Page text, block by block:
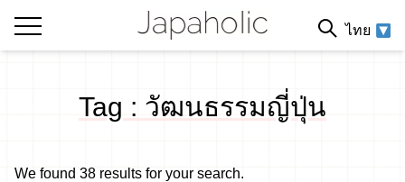
ไทย
Tag : วัฒนธรรมญี่ปุ่น
We found 38 results for your search.